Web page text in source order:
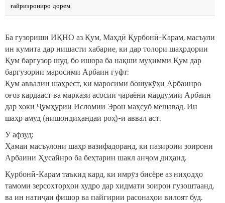
ғайриэрониро дорем.
Ба гузориши ИҚНО аз Қум, Маҳдӣ Қурбонӣ-Карам, масъули
ин кумита дар нишасти хабарие, ки дар толори шаҳрдории
Қум баргузор шуд, бо ишора ба нақши муҳимми Қум дар
баргузории маросими Арбаин гуфт:
Қум аввалин шаҳрест, ки маросими бошукӯҳи Арбаинро
оғоз кардааст ва маркази асосии ҷараёни мардумии Арбаин
дар хоки Ҷумҳурии Исломии Эрон маҳсуб мешавад. Ин
шаҳр амуд (нишондиҳандаи роҳ)-и аввал аст.
Ӯ афзуд:
Ҳамаи масъулони шаҳр вазифадоранд, ки пазироии зоирони
Арбаини Ҳусайнро ба беҳтарин шакл анҷом диҳанд.
Қурбонӣ-Карам таъкид кард, ки имрӯз бисёре аз ниҳодҳо
тамоми зерсохторҳои худро дар хидмати зоирон гузоштаанд,
ва ин натиҷаи фишор ва пайгирии расонаҳои вилоят буд.